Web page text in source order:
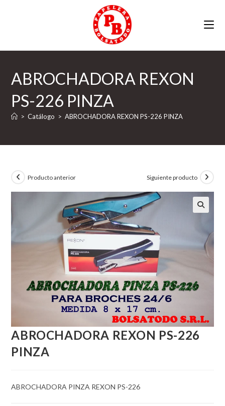
ABROCHADORA REXON
PS-226 PINZA
> Catálogo > ABROCHADORA REXON PS-226 PINZA
Producto anterior Siguiente producto
ABROCHADORA REXON PS-226
PINZA
ABROCHADORA PINZA REXON PS-226